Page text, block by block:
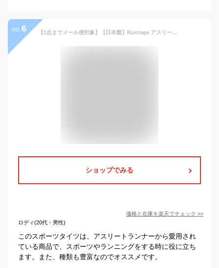
no. 6 【1点までメール便対象】【日本製】Runtage アスリートランナーPRO V2 スポーツタイツ ランニングタイツ 10分丈 コンプレッション メンズ/レディース S-3L 着圧 着圧タイツ レギンス スパッツ 加圧 マラソン ランニング ジョギング(代引不可)[M便 1/1]
ショップでみる
価格と在庫を楽天でチェック >>
ロディ(20代・男性)
このスポーツタイツは、アスリートランナーから愛用され
ている商品で、スポーツやランニングをする時に役に立ち
ます。また、種類も豊富なのでオススメです。